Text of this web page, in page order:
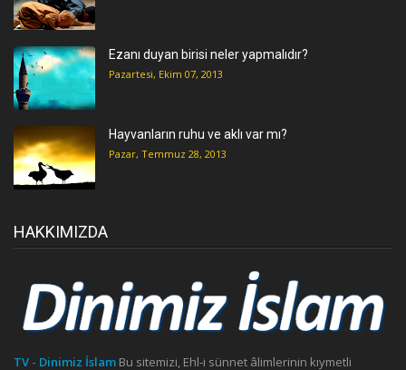
Ezanı duyan birisi neler yapmalıdır?
Pazartesi, Ekim 07, 2013
Hayvanların ruhu ve aklı var mı?
Pazar, Temmuz 28, 2013
HAKKIMIZDA
TV - Dinimiz İslam Bu sitemizi, Ehl-i sünnet âlimlerinin kıymetli